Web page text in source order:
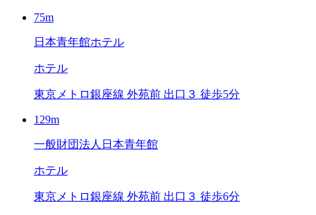
75m
日本青年館ホテル
ホテル
東京メトロ銀座線 外苑前 出口３ 徒歩5分
129m
一般財団法人日本青年館
ホテル
東京メトロ銀座線 外苑前 出口３ 徒歩6分